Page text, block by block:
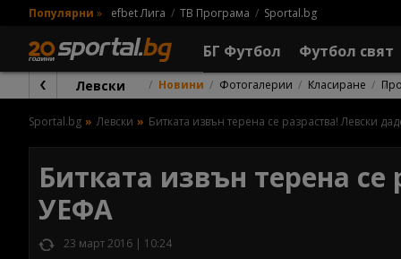
Популярни » efbet Лига ТВ Програма Sportal.bg
БГ Футбол Футбол свят
Левски Новини Фотогалерии Класиране
Sportal.bg Левски Битката извън терена се разраства! Левски
Битката извън терена
УЕФА
23 март 2016 | 10:24